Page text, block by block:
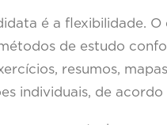
é a flexibilidade. O
de estudo
resumos,
individuais, de acordo